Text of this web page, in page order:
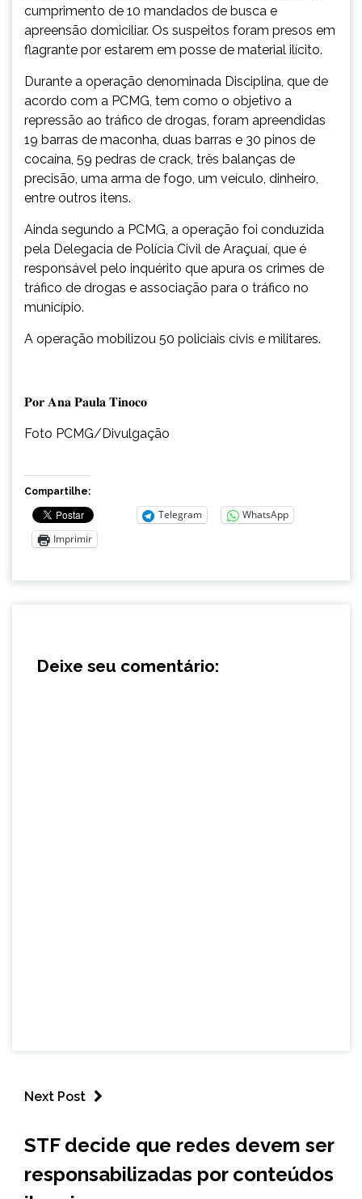
cumprimento de 10 mandados de busca e
apreensão domiciliar. Os suspeitos foram presos em
flagrante por estarem em posse de material ilícito.
Durante a operação denominada Disciplina, que de
acordo com a PCMG, tem como o objetivo a
repressão ao tráfico de drogas, foram apreendidas
19 barras de maconha, duas barras e 30 pinos de
cocaína, 59 pedras de crack, três balanças de
precisão, uma arma de fogo, um veículo, dinheiro,
entre outros itens.
Ainda segundo a PCMG, a operação foi conduzida
pela Delegacia de Polícia Civil de Araçuaí, que é
responsável pelo inquérito que apura os crimes de
tráfico de drogas e associação para o tráfico no
município.
A operação mobilizou 50 policiais civis e militares.
𝐏𝐨𝐫 𝐀𝐧𝐚 𝐏𝐚𝐮𝐥𝐚 𝐓𝐢𝐧𝐨𝐜𝐨
Foto PCMG/Divulgação
Compartilhe:
Telegram
WhatsApp
Imprimir
Deixe seu comentário:
Next Post
NOTÍCIAS
STF decide que redes devem ser
responsabilizadas por conteúdos